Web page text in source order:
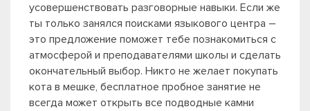
усовершенствовать разговорные навыки. Если же
ты только занялся поисками языкового центра –
это предложение поможет тебе познакомиться с
атмосферой и преподавателями школы и сделать
окончательный выбор. Никто не желает покупать
кота в мешке, бесплатное пробное занятие не
всегда может открыть все подводные камни